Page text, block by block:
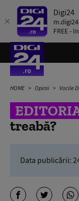
Digi24
FREE -
HOME Opinii Vocile
treabă?
Data publicării: